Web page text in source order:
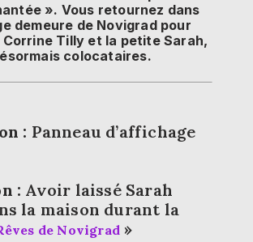
». Vous retournez dans
demeure de Novigrad pour
Tilly et la petite Sarah,
colocataires.
: Panneau d’affichage
: Avoir laissé Sarah
la maison durant la
de Novigrad »